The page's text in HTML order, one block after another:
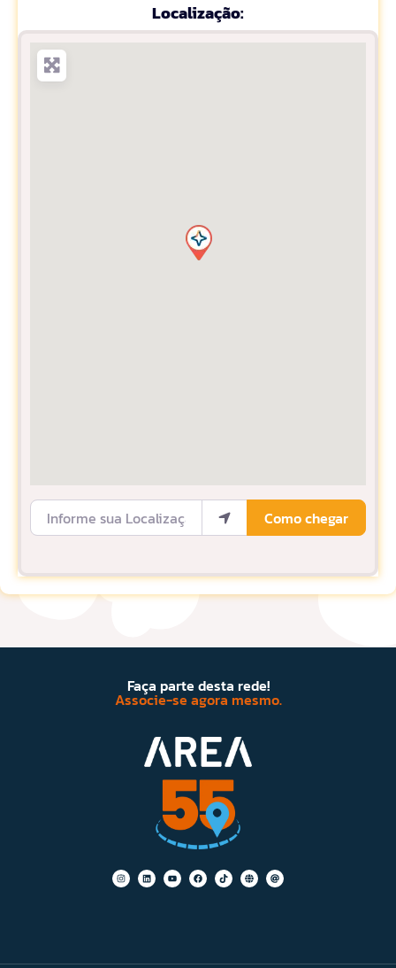
Localização:
Informe sua Localização
Como chegar
Faça parte desta rede!
Associe-se agora mesmo.